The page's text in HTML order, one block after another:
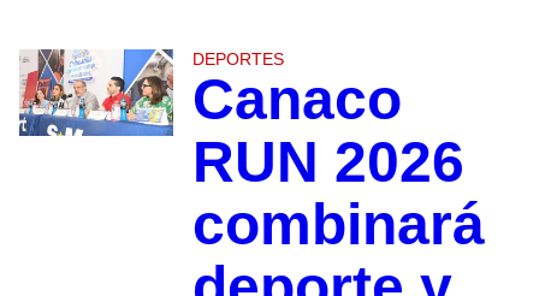
DEPORTES
Canaco
RUN 2026
combinará